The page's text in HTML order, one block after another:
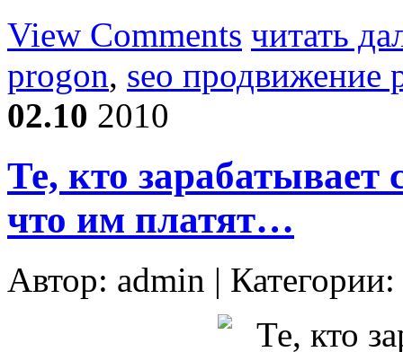
View Comments читать
progon, seo продвижение
02.10 2010
Те, кто
что им платят…
Автор: admin | Категории: